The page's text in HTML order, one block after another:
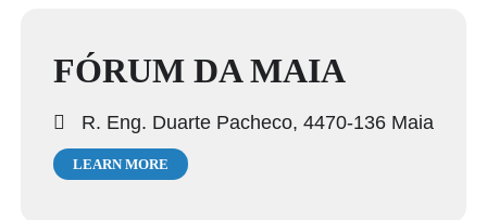
FÓRUM DA MAIA
R. Eng. Duarte Pacheco, 4470-136 Maia
LEARN MORE